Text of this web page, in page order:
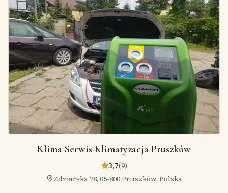
Klima Serwis Klimatyzacja Pruszków
3,7(9)
Zdziarska 28, 05-800 Pruszków, Polska